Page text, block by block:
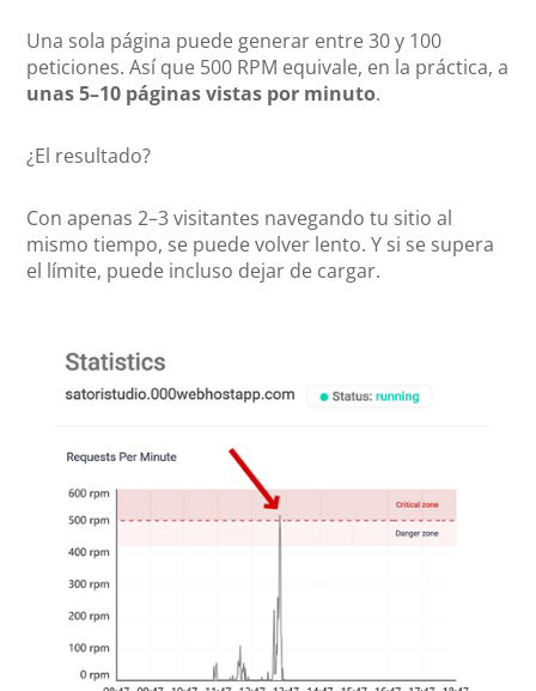
Una sola página puede generar entre 30 y 100
peticiones. Así que 500 RPM equivale, en la práctica, a
unas 5–10 páginas vistas por minuto.
¿El resultado?
Con apenas 2–3 visitantes navegando tu sitio al
mismo tiempo, se puede volver lento. Y si se supera
el límite, puede incluso dejar de cargar.